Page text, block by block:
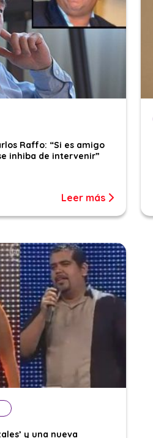
Raffo: “Si es amigo
inhiba de intervenir”
Leer más
y una nueva